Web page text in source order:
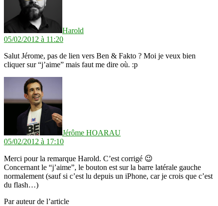
Harold
05/02/2012 à 11:20
Salut Jérome, pas de lien vers Ben & Fakto ? Moi je veux bien
cliquer sur “j’aime” mais faut me dire où. :p
Jérôme HOARAU
05/02/2012 à 17:10
Merci pour la remarque Harold. C’est corrigé 😉
Concernant le “j’aime”, le bouton est sur la barre latérale gauche
normalement (sauf si c’est lu depuis un iPhone, car je crois que c’est
du flash…)
Par auteur de l’article